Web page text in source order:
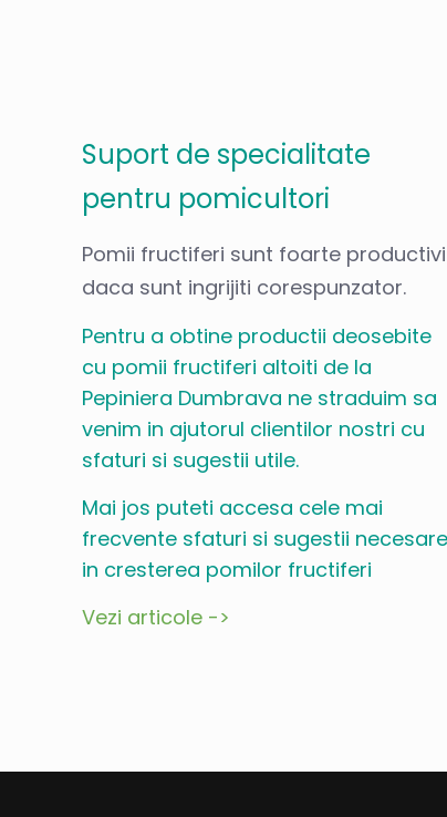
Suport de specialitate
pentru pomicultori
Pomii fructiferi sunt foarte productivi
daca sunt ingrijiti corespunzator.
Pentru a obtine productii deosebite
cu pomii fructiferi altoiti de la
Pepiniera Dumbrava ne straduim sa
venim in ajutorul clientilor nostri cu
sfaturi si sugestii utile.
Mai jos puteti accesa cele mai
frecvente sfaturi si sugestii necesare
in cresterea pomilor fructiferi
Vezi articole ->